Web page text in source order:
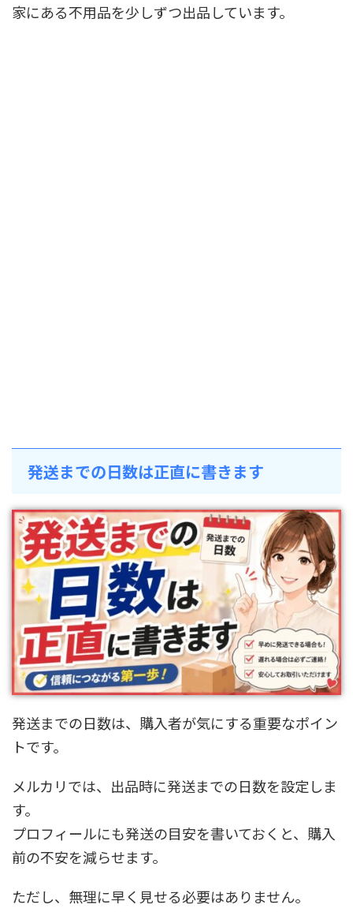
家にある不用品を少しずつ出品しています。
発送までの日数は正直に書きます
発送までの日数は、購入者が気にする重要なポイン
トです。
メルカリでは、出品時に発送までの日数を設定しま
す。
プロフィールにも発送の目安を書いておくと、購入
前の不安を減らせます。
ただし、無理に早く見せる必要はありません。